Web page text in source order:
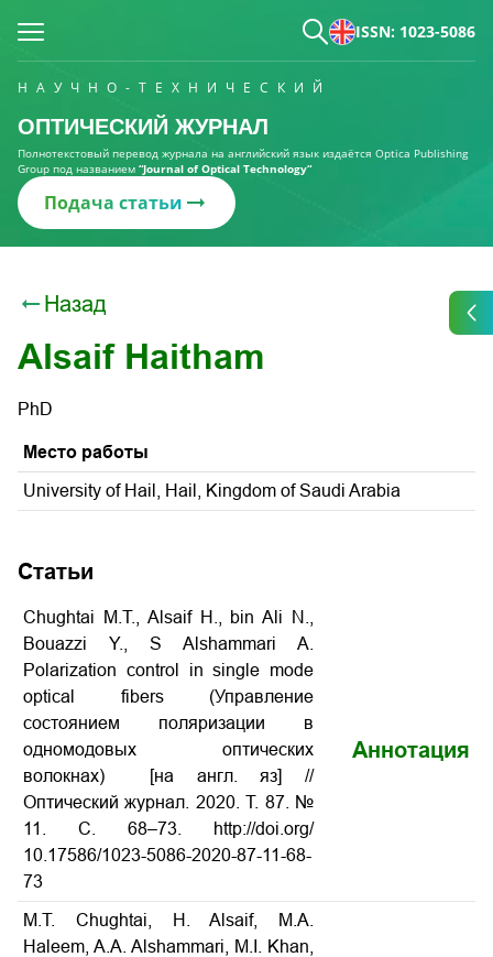
ISSN: 1023-5086
НАУЧНО-ТЕХНИЧЕСКИЙ
ОПТИЧЕСКИЙ ЖУРНАЛ
Полнотекстовый перевод журнала на английский язык издаётся Optica Publishing
Group под названием “Journal of Optical Technology“
Подача статьи
Назад
Alsaif Haitham
PhD
Место работы
University of Hail, Hail, Kingdom of Saudi Arabia
Статьи
Chughtai M.T., Alsaif H., bin Ali N.,
Bouazzi Y., S Alshammari A.
Polarization control in single mode
optical fibers (Управление
состоянием поляризации в
одномодовых оптических
волокнах) [на англ. яз] //
Оптический журнал. 2020. Т. 87. №
11. С. 68–73. http://doi.org/
10.17586/1023-5086-2020-87-11-68-
73
Аннотация
M.T. Chughtai, H. Alsaif, M.A.
Haleem, A.A. Alshammari, M.I. Khan,